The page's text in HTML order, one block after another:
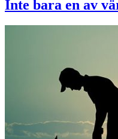
Inte bara en av